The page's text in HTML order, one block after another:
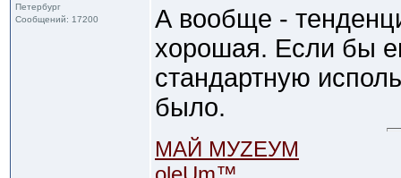
Петербург
Сообщений: 17200
А вообще -
хорошая. Если бы
стандартную
было.
МАЙ МУZЕУМ